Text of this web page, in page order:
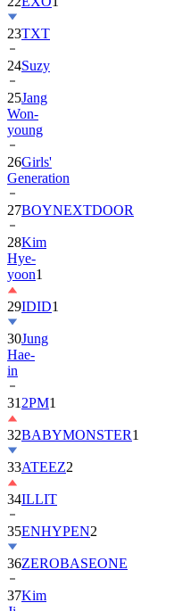
23TXT
24Suzy
25Jang
Won-
young
26Girls'
Generation
27BOYNEXTDOOR
28Kim
Hye-
yoon1
29IDID1
30Jung
Hae-
in
31 2PM1
32BABYMONSTER1
33ATEEZ2
34ILLIT
35ENHYPEN2
36ZEROBASEONE
37Kim